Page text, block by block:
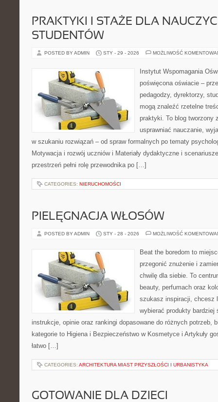
PRAKTYKI I STAŻE DLA
STUDENTÓW
POSTED BY ADMIN STY - 29 - 2026 MOŻLIWOŚĆ
Instytut Wspomagania
poświęcona oświacie –
pedagodzy, dyrektorzy,
mogą znaleźć rzetelne
praktyki. To blog tworzony
usprawniać nauczanie,
w szukaniu rozwiązań – od spraw formalnych po tematy
Motywacja i rozwój uczniów i Materiały dydaktyczne i
przestrzeń pełni rolę przewodnika po […]
CATEGORIES: NIERUCHOMOŚCI
PIELĘGNACJA WŁOSÓW
POSTED BY ADMIN STY - 28 - 2026 MOŻLIWOŚĆ
Beat the boredom to
przegonić znużenie i
chwilę dla siebie. To
beauty, perfumach oraz
szukasz inspiracji, chcesz
wybierać produkty bardziej
instrukcje, opinie oraz rankingi dopasowane do różnych potrzeb,
kategorie to Higiena i Bezpieczeństwo w Kosmetyce i Artykuły
łatwo […]
CATEGORIES: ARCHITEKTURA MIAST PRZYSZŁOŚCI I URBANISTYKA
GOTOWANIE DLA DZIECI